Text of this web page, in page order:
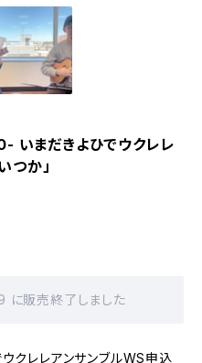
いまだきよひでウクレレ
つか」
販売終了しました
クレレアンサンブルWS申込